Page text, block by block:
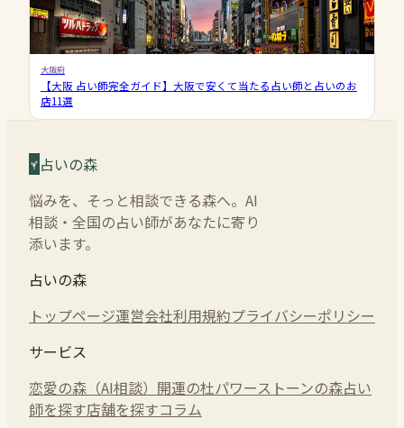
大阪府
【大阪 占い師完全ガイド】大阪で安くて当たる占い師と占いのお
店11選
占いの森
悩みを、そっと相談できる森へ。AI
相談・全国の占い師があなたに寄り
添います。
占いの森
トップページ運営会社利用規約プライバシーポリシー
サービス
恋愛の森（AI相談） 開運の杜パワーストーンの森占い
師を探す店舗を探すコラム